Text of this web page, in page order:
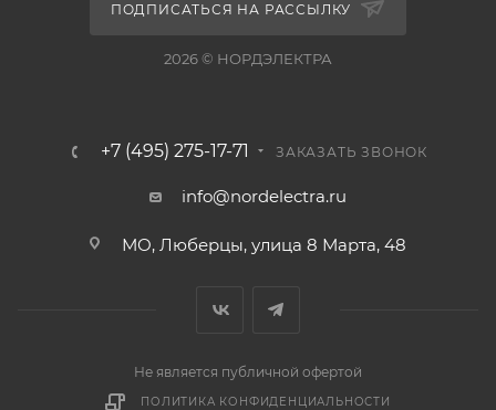
ПОДПИСАТЬСЯ НА РАССЫЛКУ
2026 © НОРДЭЛЕКТРА
+7 (495) 275-17-71 ЗАКАЗАТЬ ЗВОНОК
info@nordelectra.ru
МО, Люберцы, улица 8 Марта, 48
Не является публичной офертой
ПОЛИТИКА КОНФИДЕНЦИАЛЬНОСТИ